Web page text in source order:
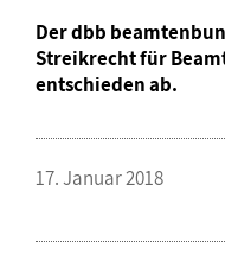
Der dbb
Streikrecht für
entschieden ab.
17. Januar 2018